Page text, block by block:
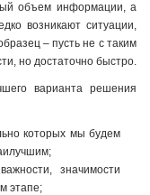
объем информации, а
возникают ситуации,
– пусть не с таким
но достаточно быстро.
варианта решения
которых мы будем
значимости
этапе;